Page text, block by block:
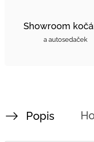
Showroom
a autosedaček
Popis